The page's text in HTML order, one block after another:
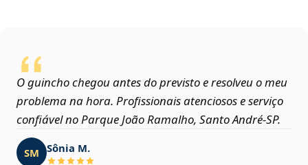
O guincho chegou antes do previsto e resolveu o meu
problema na hora. Profissionais atenciosos e serviço
confiável no Parque João Ramalho, Santo André‑SP.
SM Sônia M.